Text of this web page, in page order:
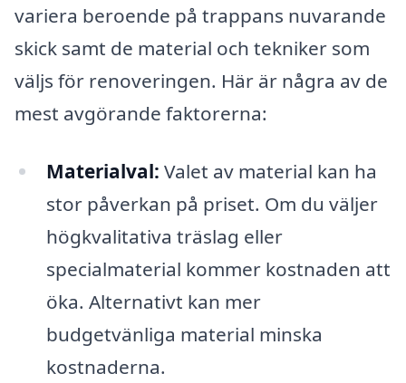
variera beroende på trappans nuvarande
skick samt de material och tekniker som
väljs för renoveringen. Här är några av de
mest avgörande faktorerna:
Materialval: Valet av material kan ha
stor påverkan på priset. Om du väljer
högkvalitativa träslag eller
specialmaterial kommer kostnaden att
öka. Alternativt kan mer
budgetvänliga material minska
kostnaderna.